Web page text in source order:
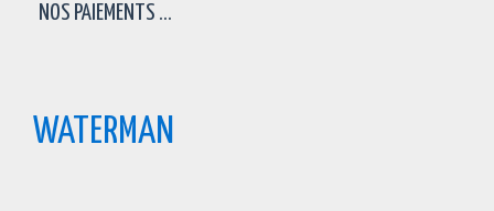
NOS PAIEMENTS ...
WATERMAN